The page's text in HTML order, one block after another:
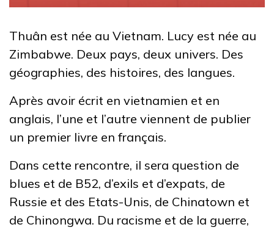
Thuân est née au Vietnam. Lucy est née au
Zimbabwe. Deux pays, deux univers. Des
géographies, des histoires, des langues.
Après avoir écrit en vietnamien et en
anglais, l’une et l’autre viennent de publier
un premier livre en français.
Dans cette rencontre, il sera question de
blues et de B52, d’exils et d’expats, de
Russie et des Etats-Unis, de Chinatown et
de Chinongwa. Du racisme et de la guerre,